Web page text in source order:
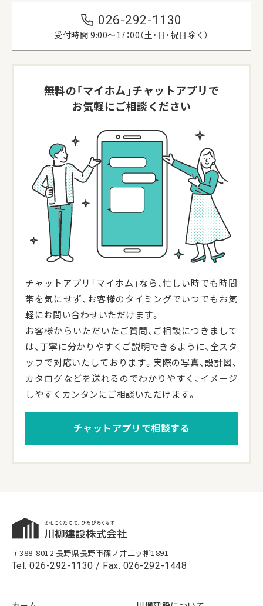
026-292-1130
受付時間 9:00〜17：00（土・日・祝日除く）
無料の「マイホム」チャットアプリで
お気軽にご相談ください
チャットアプリ「マイホム」なら、忙しい時でも時間
帯を気にせず、お客様のタイミングでいつでもお気
軽にお問い合わせいただけます。
お客様からいただいたご質問、ご相談につきまして
は、丁寧に分かりやすくご説明できるように、全スタ
ッフで対応いたしております。実際の写真、設計図、
カタログなどを送れるのでわかりやすく、イメージ
しやすくカンタンにご相談いただけます。
チャットアプリで相談する
〒388-8012 長野県長野市篠ノ井二ッ柳1891
Tel.026-292-1130 / Fax. 026-292-1448